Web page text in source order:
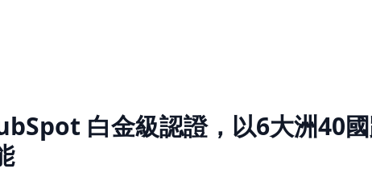
白金級認證，以6大洲40